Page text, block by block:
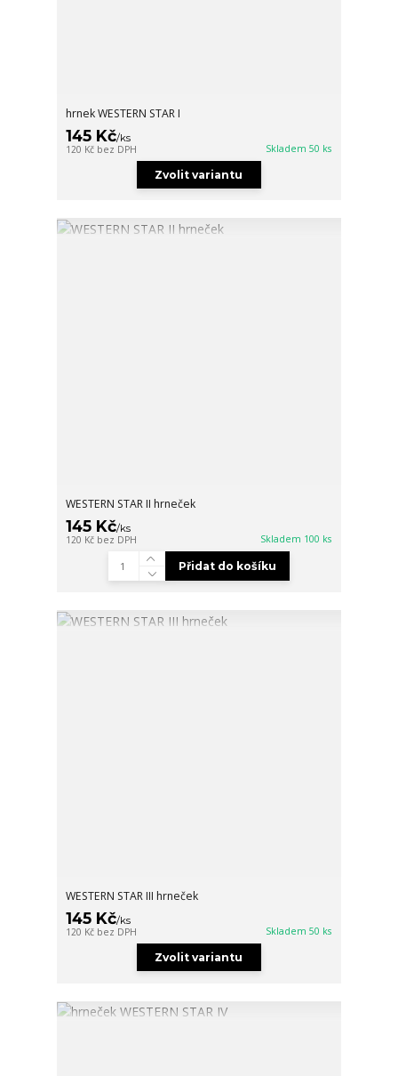
hrnek WESTERN STAR I
145 Kč/ks
120 Kč bez DPH Skladem 50 ks
Zvolit variantu
WESTERN STAR II hrneček
145 Kč/ks
120 Kč bez DPH Skladem 100 ks
Přidat do košíku
WESTERN STAR III hrneček
145 Kč/ks
120 Kč bez DPH Skladem 50 ks
Zvolit variantu